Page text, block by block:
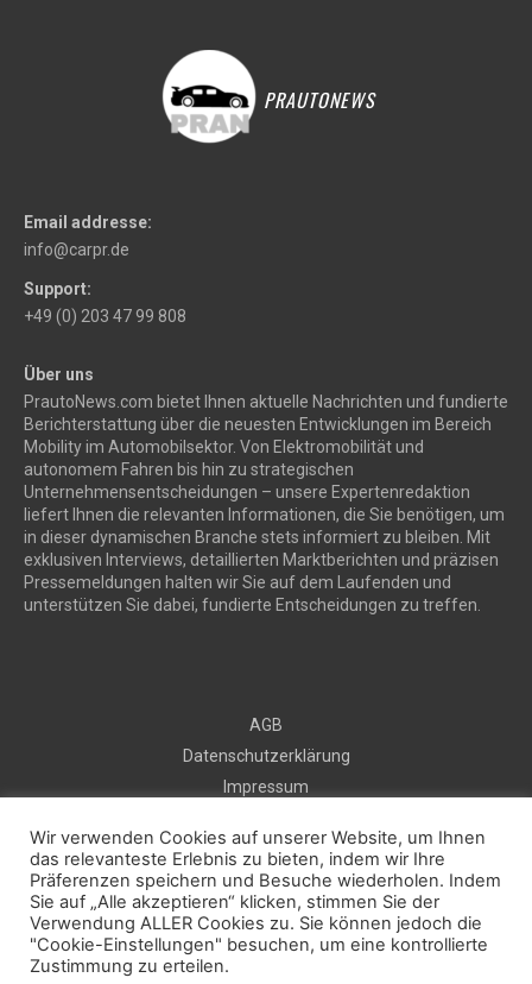
PRAUTONEWS
Email addresse:
info@carpr.de
Support:
+49 (0) 203 47 99 808
Über uns
PrautoNews.com bietet Ihnen aktuelle Nachrichten und fundierte
Berichterstattung über die neuesten Entwicklungen im Bereich
Mobility im Automobilsektor. Von Elektromobilität und
autonomem Fahren bis hin zu strategischen
Unternehmensentscheidungen – unsere Expertenredaktion
liefert Ihnen die relevanten Informationen, die Sie benötigen, um
in dieser dynamischen Branche stets informiert zu bleiben. Mit
exklusiven Interviews, detaillierten Marktberichten und präzisen
Pressemeldungen halten wir Sie auf dem Laufenden und
unterstützen Sie dabei, fundierte Entscheidungen zu treffen.
AGB
Datenschutzerklärung
Impressum
Kontakt
Kostenlos Pressemeldung veröffentlichen
2025 © prautonews.com
Wir verwenden Cookies auf unserer Website, um Ihnen
das relevanteste Erlebnis zu bieten, indem wir Ihre
Präferenzen speichern und Besuche wiederholen. Indem
Sie auf „Alle akzeptieren“ klicken, stimmen Sie der
Verwendung ALLER Cookies zu. Sie können jedoch die
"Cookie-Einstellungen" besuchen, um eine kontrollierte
Zustimmung zu erteilen.